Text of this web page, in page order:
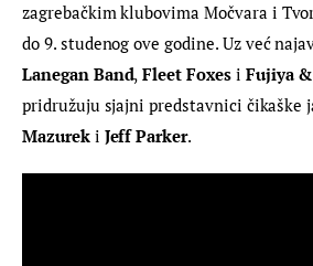
zagrebačkim klubovima Močvara i
do 9. studenog ove godine. Uz već
Lanegan Band, Fleet Foxes i Fujiya
pridružuju sjajni predstavnici čikaške
Mazurek i Jeff Parker.